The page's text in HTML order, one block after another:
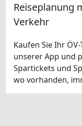
Reiseplanung
Verkehr
Kaufen Sie Ihr
unserer App und
Spartickets und
wo vorhanden,